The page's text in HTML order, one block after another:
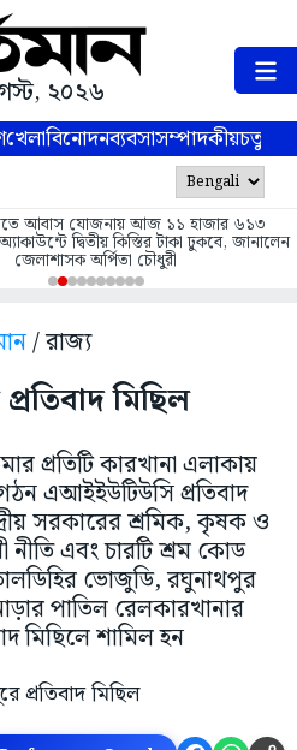
২০২৬
খেলাবিনোদনব্যবসাসম্পাদকীয়
আবাস যোজনায় আজ ১১ হাজার ৬১৩
দ্বিতীয় কিস্তির টাকা ঢুকবে, জানালেন
জেলাশাসক অর্পিতা চৌধুরী
/ রাজ্য
মিছিল
প্রতিটি কারখানা এলাকায়
এআইইউটিউসি প্রতিবাদ
সরকারের শ্রমিক, কৃষক ও
নীতি এবং চারটি শ্রম কোড
ভোজুডি, রঘুনাথপুর
পাতিল রেলকারখানার
মিছিলে শামিল হন